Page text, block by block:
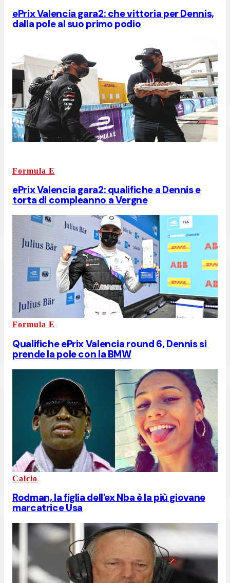
ePrix Valencia gara2: che vittoria per Dennis,
dalla pole al suo primo podio
Formula E
ePrix Valencia gara2: qualifiche a Dennis e
torta di compleanno a Vergne
Formula E
Qualifiche ePrix Valencia round 6, Dennis si
prende la pole con la BMW
Calcio
Rodman, la figlia dell'ex Nba è la più giovane
marcatrice Usa